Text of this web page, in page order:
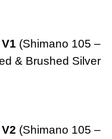
(Shimano 105 –
& Brushed Silver
(Shimano 105 –